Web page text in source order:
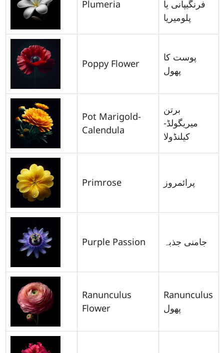
Plumeria
فرنگیپانی یا
پلومیریا
Poppy Flower
پوست کا
پھول
Pot Marigold-
Calendula
برتن
میریگولڈ-
کیلنڈولا
Primrose پرائمروز
Purple Passion جامنی جذبہ
Ranunculus
Flower
Ranunculus
پھول